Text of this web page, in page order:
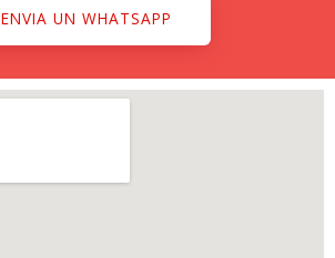
ENVIA UN WHATSAPP